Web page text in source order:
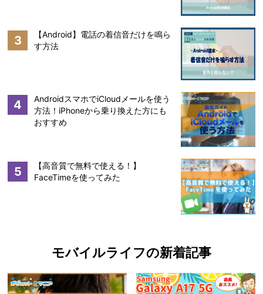
3
【Android】電話の着信音だけを鳴ら
す方法
4
AndroidスマホでiCloudメールを使う
方法！iPhoneから乗り換えた方にも
おすすめ
5
【高音質で無料で使える！】
FaceTimeを使ってみた
モバイルライフの新着記事